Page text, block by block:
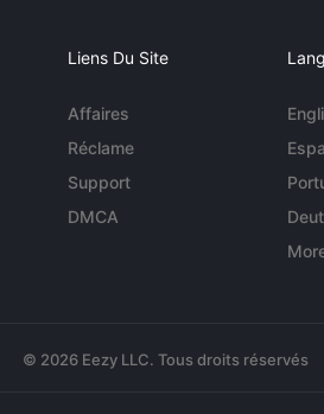
Liens Du Site
Affaires
Réclame
Support
DMCA
© 2026 Eezy LLC. Tous droits réservés